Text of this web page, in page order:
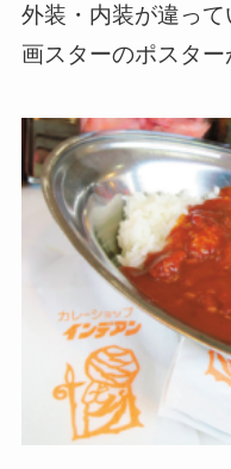
外装・内装が違っ
画スターのポスター